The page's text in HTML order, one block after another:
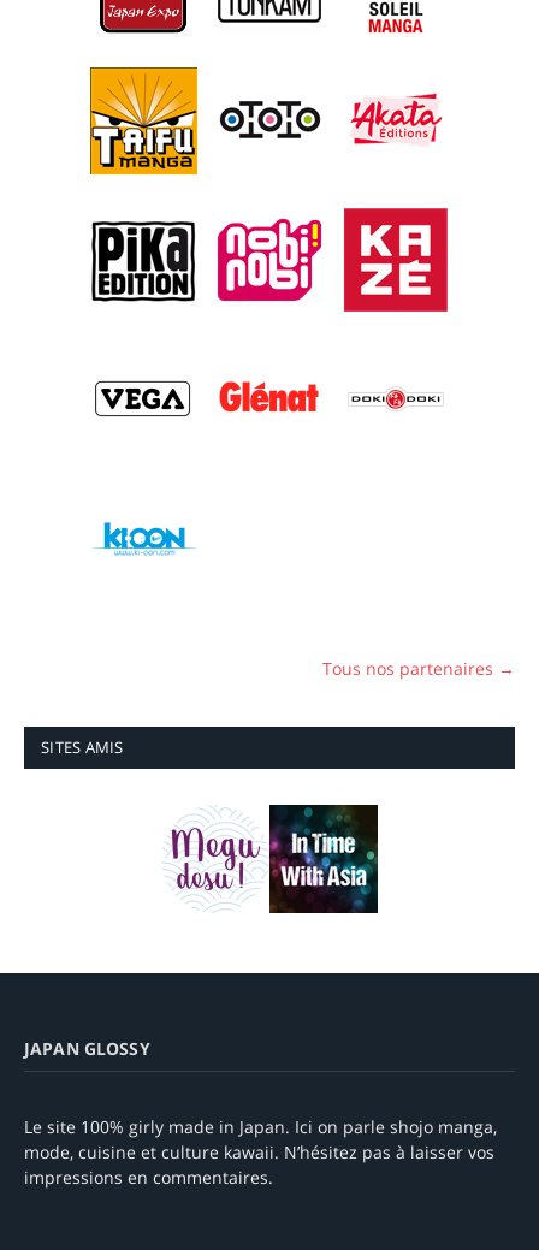
Tous nos partenaires →
SITES AMIS
JAPAN GLOSSY
Le site 100% girly made in Japan. Ici on parle shojo manga,
mode, cuisine et culture kawaii. N’hésitez pas à laisser vos
impressions en commentaires.